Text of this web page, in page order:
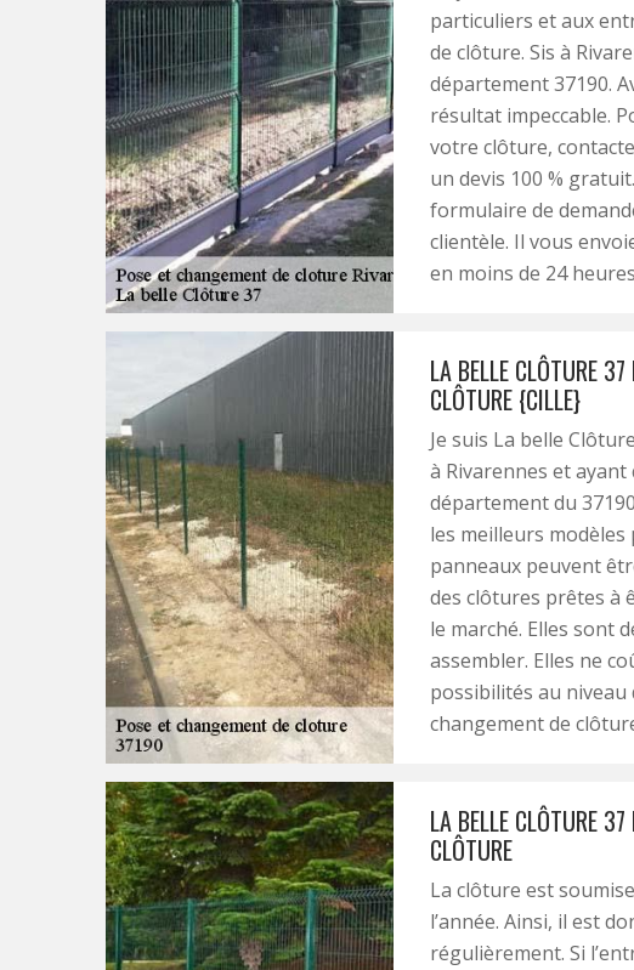
particuliers et aux
de clôture. Sis à
département 37190.
résultat impeccable.
votre clôture,
un devis 100 %
formulaire de
clientèle. Il vous
en moins de 24
LA BELLE CLÔTURE
CLÔTURE {CILLE}
Je suis La belle
à Rivarennes et
département du
les meilleurs
panneaux peuvent
des clôtures prêtes à
le marché. Elles sont
assembler. Elles ne
possibilités au niveau
changement de
LA BELLE CLÔTURE
CLÔTURE
La clôture est
l’année. Ainsi, il est
régulièrement. Si